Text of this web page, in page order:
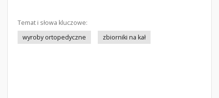
Temat i słowa kluczowe:
wyroby ortopedyczne
zbiorniki na kał